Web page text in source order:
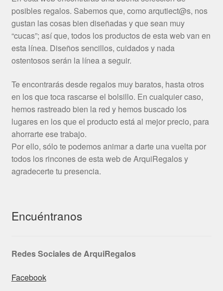
posibles regalos. Sabemos que, como arqutiect@s, nos
gustan las cosas bien diseñadas y que sean muy
“cucas”; así que, todos los productos de esta web van en
esta línea. Diseños sencillos, cuidados y nada
ostentosos serán la línea a seguir.
Te encontrarás desde regalos muy baratos, hasta otros
en los que toca rascarse el bolsillo. En cualquier caso,
hemos rastreado bien la red y hemos buscado los
lugares en los que el producto está al mejor precio, para
ahorrarte ese trabajo.
Por ello, sólo te podemos animar a darte una vuelta por
todos los rincones de esta web de ArquiRegalos y
agradecerte tu presencia.
Encuéntranos
Redes Sociales de ArquiRegalos
Facebook